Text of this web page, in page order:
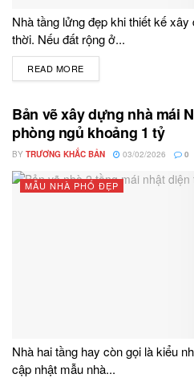
Nhà tầng lửng đẹp khi thiết kế
thời. Nếu đất rộng ở...
READ MORE
Bản vẽ xây dựng nhà mái
phòng ngủ khoảng 1 tỷ
BY TRƯƠNG KHẮC BẢN 03/02/2026 0
MẪU NHÀ PHỐ ĐẸP
Nhà hai tầng hay còn gọi là kiểu
cập nhật mẫu nhà...